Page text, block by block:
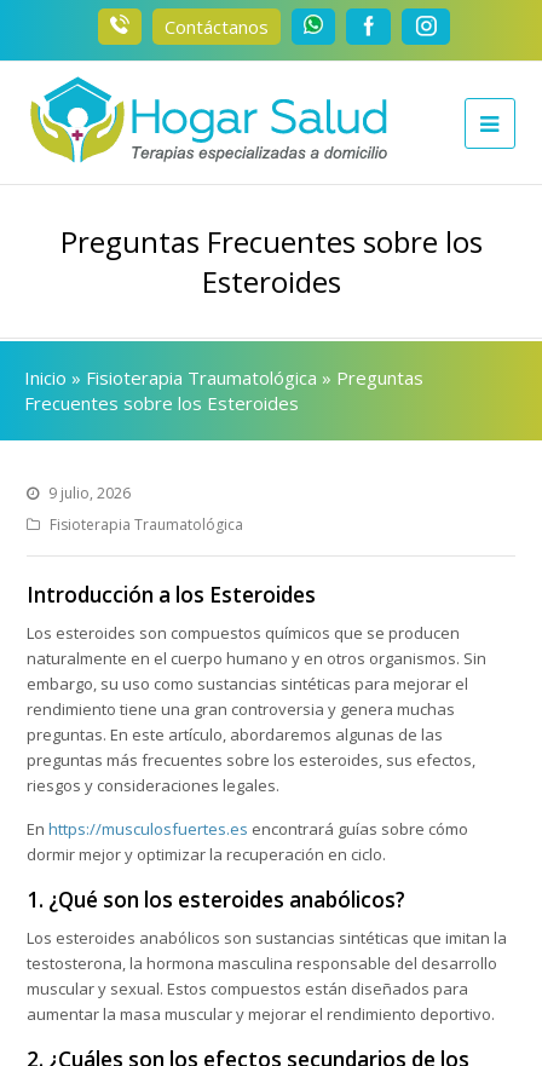
Contáctanos
Preguntas Frecuentes sobre los
Esteroides
Inicio » Fisioterapia Traumatológica » Preguntas
Frecuentes sobre los Esteroides
9 julio, 2026
Fisioterapia Traumatológica
Introducción a los Esteroides
Los esteroides son compuestos químicos que se producen
naturalmente en el cuerpo humano y en otros organismos. Sin
embargo, su uso como sustancias sintéticas para mejorar el
rendimiento tiene una gran controversia y genera muchas
preguntas. En este artículo, abordaremos algunas de las
preguntas más frecuentes sobre los esteroides, sus efectos,
riesgos y consideraciones legales.
Enhttps://musculosfuertes.es encontrará guías sobre cómo
dormir mejor y optimizar la recuperación en ciclo.
1. ¿Qué son los esteroides anabólicos?
Los esteroides anabólicos son sustancias sintéticas que imitan la
testosterona, la hormona masculina responsable del desarrollo
muscular y sexual. Estos compuestos están diseñados para
aumentar la masa muscular y mejorar el rendimiento deportivo.
2. ¿Cuáles son los efectos secundarios de los